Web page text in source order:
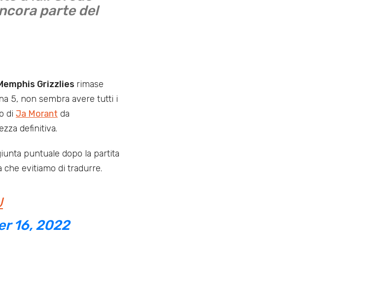
parte del
Grizzlies rimase
5, non sembra avere tutti i
di Ja Morant da
definitiva.
puntuale dopo la partita
che evitiamo di tradurre.
16, 2022